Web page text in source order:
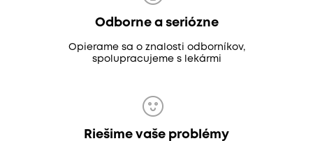
Odborne a seriózne
Opierame sa o znalosti odborníkov,
spolupracujeme s lekármi
Riešime vaše problémy